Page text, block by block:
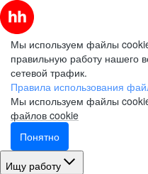
Мы используем файлы
правильную работу нашего
сетевой трафик.
Правила использования
Мы используем файлы
файлов cookie
Понятно
Ищу работу